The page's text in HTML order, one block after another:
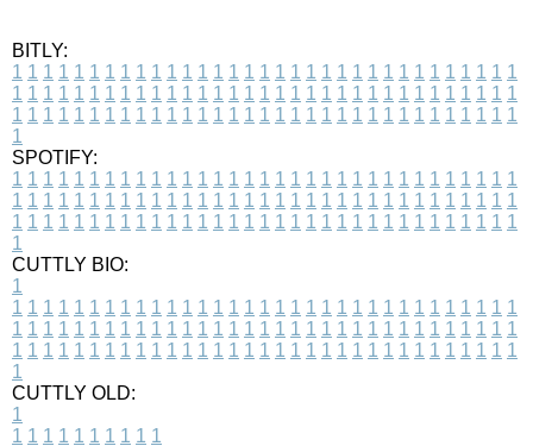
BITLY:
1 1 1 1 1 1 1 1 1 1 1 1 1 1 1 1 1 1 1 1 1 1 1 1 1 1 1 1 1 1 1 1 1
1 1 1 1 1 1 1 1 1 1 1 1 1 1 1 1 1 1 1 1 1 1 1 1 1 1 1 1 1 1 1 1 1
1 1 1 1 1 1 1 1 1 1 1 1 1 1 1 1 1 1 1 1 1 1 1 1 1 1 1 1 1 1 1 1 1
1
SPOTIFY:
1 1 1 1 1 1 1 1 1 1 1 1 1 1 1 1 1 1 1 1 1 1 1 1 1 1 1 1 1 1 1 1 1
1 1 1 1 1 1 1 1 1 1 1 1 1 1 1 1 1 1 1 1 1 1 1 1 1 1 1 1 1 1 1 1 1
1 1 1 1 1 1 1 1 1 1 1 1 1 1 1 1 1 1 1 1 1 1 1 1 1 1 1 1 1 1 1 1 1
1
CUTTLY BIO:
1
1 1 1 1 1 1 1 1 1 1 1 1 1 1 1 1 1 1 1 1 1 1 1 1 1 1 1 1 1 1 1 1 1
1 1 1 1 1 1 1 1 1 1 1 1 1 1 1 1 1 1 1 1 1 1 1 1 1 1 1 1 1 1 1 1 1
1 1 1 1 1 1 1 1 1 1 1 1 1 1 1 1 1 1 1 1 1 1 1 1 1 1 1 1 1 1 1 1 1
1
CUTTLY OLD:
1
1 1 1 1 1 1 1 1 1 1